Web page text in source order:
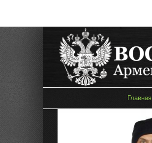
content
Главная